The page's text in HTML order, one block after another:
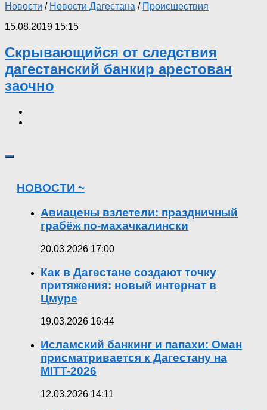
Новости / Новости Дагестана / Происшествия
15.08.2019 15:15
Скрывающийся от следствия
дагестанский банкир арестован
заочно
НОВОСТИ ~
Авиацены взлетели: праздничный
грабёж по-махачкалински
20.03.2026 17:00
Как в Дагестане создают точку
притяжения: новый интернат в
Цмуре
19.03.2026 16:44
Исламский банкинг и папахи: Оман
присматривается к Дагестану на
MITT-2026
12.03.2026 14:11